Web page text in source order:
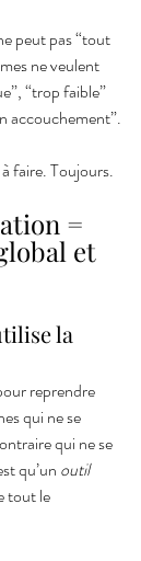
peut pas “tout
ne veulent
“trop faible”
accouchement”.
faire. Toujours.
=
et
la
reprendre
qui ne se
qui ne se
qu’un outil
tout le